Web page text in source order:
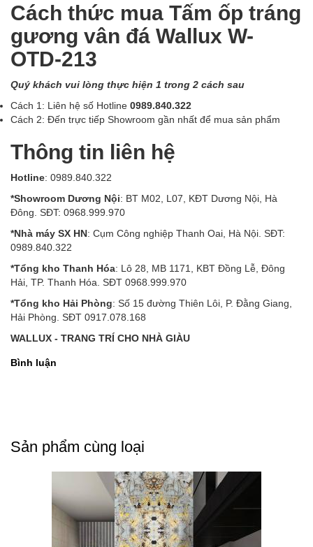
Cách thức mua Tấm ốp tráng
gương vân đá Wallux W-
OTD-213
Quý khách vui lòng thực hiện 1 trong 2 cách sau
Cách 1: Liên hệ số Hotline 0989.840.322
Cách 2: Đến trực tiếp Showroom gần nhất để mua sản phẩm
Thông tin liên hệ
Hotline: 0989.840.322
*Showroom Dương Nội: BT M02, L07, KĐT Dương Nội, Hà
Đông. SĐT: 0968.999.970
*Nhà máy SX HN: Cụm Công nghiệp Thanh Oai, Hà Nội. SĐT:
0989.840.322
*Tổng kho Thanh Hóa: Lô 28, MB 1171, KBT Đồng Lễ, Đông
Hải, TP. Thanh Hóa. SĐT 0968.999.970
*Tổng kho Hải Phòng: Số 15 đường Thiên Lôi, P. Đằng Giang,
Hải Phòng. SĐT 0917.078.168
WALLUX - TRANG TRÍ CHO NHÀ GIÀU
Bình luận
Sản phẩm cùng loại